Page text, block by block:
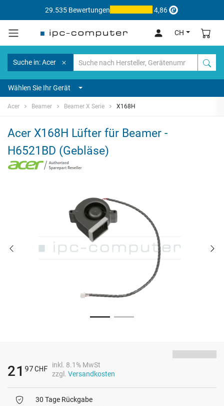
29.535 Bewertungen 4,86
CH
Suche in: Acer
Wählen Sie Ihr Gerät
Acer Beamer Beamer X Serie X168H
Acer X168H Lüfter für Beamer -
H6521BD (Gebläse)
21 97CHF
inkl. 8.1% MwSt
zzgl. Versandkosten
30 Tage Rückgabe